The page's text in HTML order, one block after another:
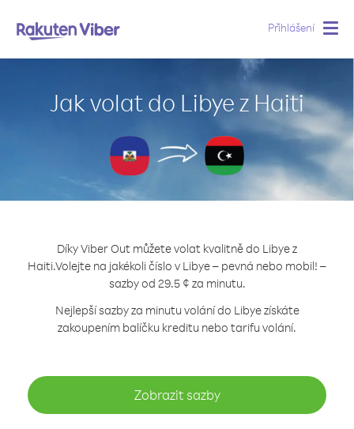
Přihlášení
Jak volat do Libye z Haiti
Díky Viber Out můžete volat kvalitně do Libye z
Haiti.Volejte na jakékoli číslo v Libye – pevná nebo mobil! –
sazby od 29.5 ¢ za minutu.
Nejlepší sazby za minutu volání do Libye získáte
zakoupením balíčku kreditu nebo tarifu volání.
Zobrazit sazby